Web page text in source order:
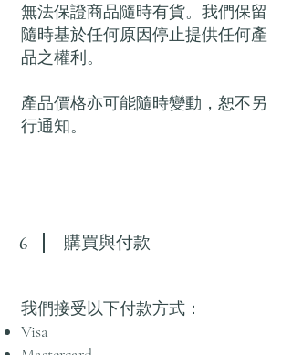
無法保證商品隨時有貨。我們保留
隨時基於任何原因停止提供任何產
品之權利。
產品價格亦可能隨時變動，恕不另
行通知。
6 購買與付款
我們接受以下付款方式：
Visa